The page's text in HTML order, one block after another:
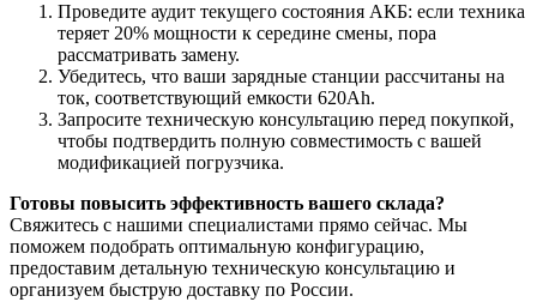
Проведите аудит текущего состояния АКБ: если техника
теряет 20% мощности к середине смены, пора
рассматривать замену.
Убедитесь, что ваши зарядные станции рассчитаны на
ток, соответствующий емкости 620Ah.
Запросите техническую консультацию перед покупкой,
чтобы подтвердить полную совместимость с вашей
модификацией погрузчика.
Готовы повысить эффективность вашего склада?
Свяжитесь с нашими специалистами прямо сейчас. Мы
поможем подобрать оптимальную конфигурацию,
предоставим детальную техническую консультацию и
организуем быструю доставку по России.